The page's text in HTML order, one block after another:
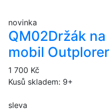
novinka
QM02Držák na
mobil Outplorer
1 700 Kč
Kusů skladem: 9+
sleva